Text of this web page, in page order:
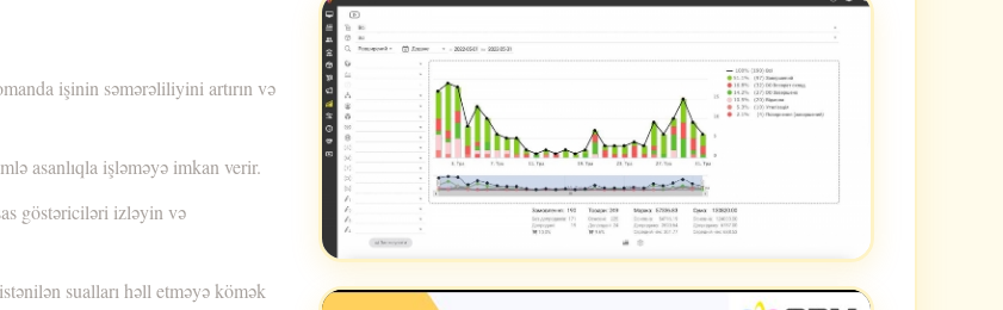
işinin səmərəliliyini artırın və
asanlıqla işləməyə imkan verir.
göstəriciləri izləyin və
sualları həll etməyə kömək